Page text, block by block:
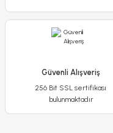
Güvenli Alışveriş
256 Bit SSL sertifikası
bulunmaktadır